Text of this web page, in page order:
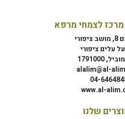
לצמחי מרפא
על עלים ציפורי
1791000
alalim@al-
04-
www.al-
שלנו